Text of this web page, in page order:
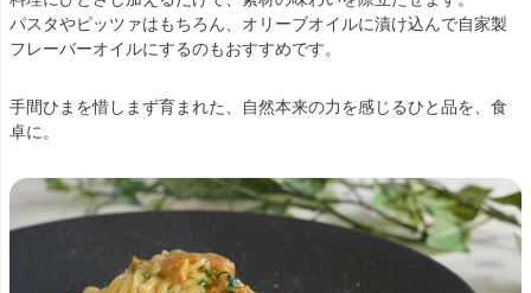
パスタやピッツァはもちろん、オリーブオイルに漬け込んで自家製
フレーバーオイルにするのもおすすめです。
手間ひまを惜しまず育まれた、自然本来の力を感じるひと品を、食
卓に。